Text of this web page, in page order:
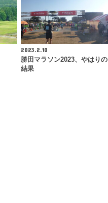
2023.2.10
勝田マラソン2023、やはりの
結果